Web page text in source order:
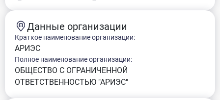
Данные организации
Краткое наименование организации:
АРИЭС
Полное наименование организации:
ОБЩЕСТВО С ОГРАНИЧЕННОЙ
ОТВЕТСТВЕННОСТЬЮ "АРИЭС"